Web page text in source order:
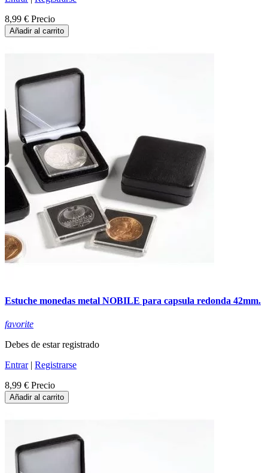
8,99 € Precio
Añadir al carrito
Estuche monedas metal NOBILE para capsula redonda 42mm.
favorite
Debes de estar registrado
Entrar| Registrarse
8,99 € Precio
Añadir al carrito